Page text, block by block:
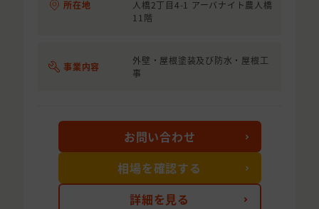
所在地
人橋2丁目4-1 アーバナイト農人橋
11階
事業内容
外壁・屋根塗装及び防水・屋根工
事
詳細を見る
お問い合わせ
相場を確認する